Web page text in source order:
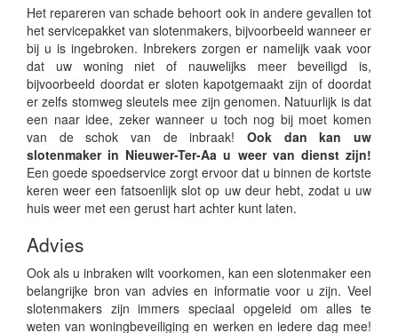
Het repareren van schade behoort ook in andere gevallen tot
het servicepakket van slotenmakers, bijvoorbeeld wanneer er
bij u is ingebroken. Inbrekers zorgen er namelijk vaak voor
dat uw woning niet of nauwelijks meer beveiligd is,
bijvoorbeeld doordat er sloten kapotgemaakt zijn of doordat
er zelfs stomweg sleutels mee zijn genomen. Natuurlijk is dat
een naar idee, zeker wanneer u toch nog bij moet komen
van de schok van de inbraak! Ook dan kan uw
slotenmaker in Nieuwer-Ter-Aa u weer van dienst zijn!
Een goede spoedservice zorgt ervoor dat u binnen de kortste
keren weer een fatsoenlijk slot op uw deur hebt, zodat u uw
huis weer met een gerust hart achter kunt laten.
Advies
Ook als u inbraken wilt voorkomen, kan een slotenmaker een
belangrijke bron van advies en informatie voor u zijn. Veel
slotenmakers zijn immers speciaal opgeleid om alles te
weten van woningbeveiliging en werken en iedere dag mee!